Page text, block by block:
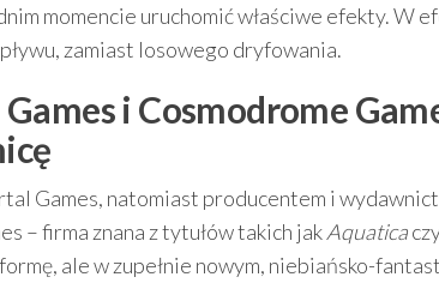
momencie uruchomić właściwe efekty. W
zamiast losowego dryfowania.
i Cosmodrome
Games, natomiast producentem i
– firma znana z tytułów takich jakAquatica
ale w zupełnie nowym, niebiańsko-